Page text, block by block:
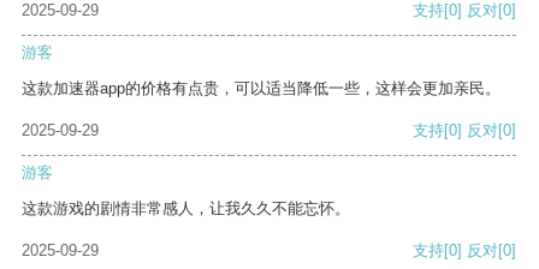
2025-09-29 支持[0] 反对[0]
游客
这款加速器app的价格有点贵，可以适当降低一些，这样会更加亲民。
2025-09-29 支持[0] 反对[0]
游客
这款游戏的剧情非常感人，让我久久不能忘怀。
2025-09-29 支持[0] 反对[0]